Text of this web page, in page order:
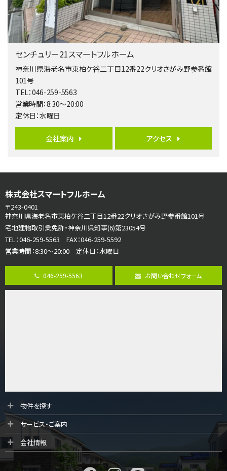
第5位
3,680万円
4ＬＤＫ
橋本駅
第6位
バ12分・歩4分
並列２台駐車可。１階はリビングと水まわりをまとめ…
3,680万円
ご家族が集まるLDKは１７．５帖とゆとりある広さ…
第8位
桜ヶ丘駅
バ14分・歩4分
LDK約20帖とゆとりある広さ！WIC、SICの…
海老名駅
LDKは広々20帖以上とゆとりのある空間！全居室…
センチュリー21スマートフルホーム
神奈川県海老名市東柏ケ谷二丁目12番22クリオさがみ野参番館
101号
TEL：046-259-5563
営業時間：8:30～20:00
定休日：水曜日
会社案内 アクセス
株式会社スマートフルホーム
〒243-0401
神奈川県海老名市東柏ケ谷二丁目12番22クリオさがみ野参番館101号
宅地建物取引業免許・神奈川県知事(6)第23054号
TEL：046-259-5563 FAX：046-259-5592
営業時間：8:30～20:00 定休日：水曜日
046-259-5563 お問い合わせフォーム
物件を探す
サービス・ご案内
会社情報